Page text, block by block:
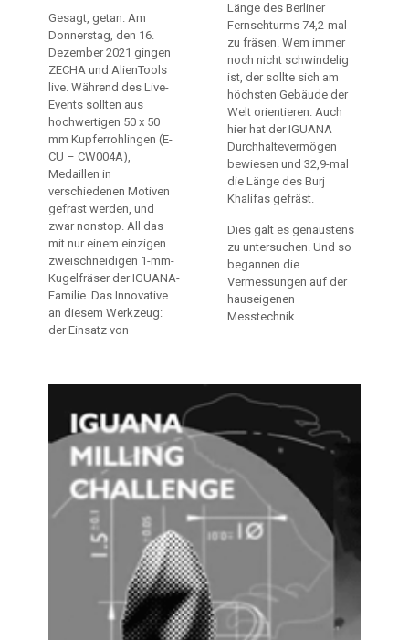
Gesagt, getan. Am
Donnerstag, den 16.
Dezember 2021 gingen
ZECHA und AlienTools
live. Während des Live-
Events sollten aus
hochwertigen 50 x 50
mm Kupferrohlingen (E-
CU – CW004A),
Medaillen in
verschiedenen Motiven
gefräst werden, und
zwar nonstop. All das
mit nur einem einzigen
zweischneidigen 1-mm-
Kugelfräser der IGUANA-
Familie. Das Innovative
an diesem Werkzeug:
der Einsatz von
Länge des Berliner
Fernsehturms 74,2-mal
zu fräsen. Wem immer
noch nicht schwindelig
ist, der sollte sich am
höchsten Gebäude der
Welt orientieren. Auch
hier hat der IGUANA
Durchhaltevermögen
bewiesen und 32,9-mal
die Länge des Burj
Khalifas gefräst.
Dies galt es genaustens
zu untersuchen. Und so
begannen die
Vermessungen auf der
hauseigenen
Messtechnik.